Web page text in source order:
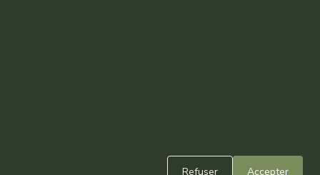
Refuser Accepter